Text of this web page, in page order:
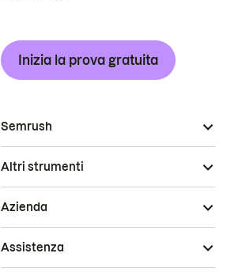
Inizia la prova gratuita
Semrush
Altri strumenti
Azienda
Assistenza